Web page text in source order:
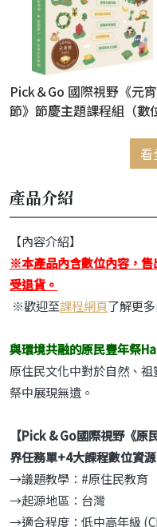
Pick＆Go 國際視野《元宵
節》節慶主題課程組（數
(含數位資源，售出恕不看
產品介紹
【內容介紹】
※本產品內含數位內容，
受退貨。
※歡迎至課程網頁了解更
與環境共融的原民豐年祭
原住民文化中對於自然、
祭中展現無遺。
【Pick & Go國際視野《原
界任務單+4大課程數位資
→議題教學：#原住民教育
→起源地區：台灣
→適合程度：低中高年級